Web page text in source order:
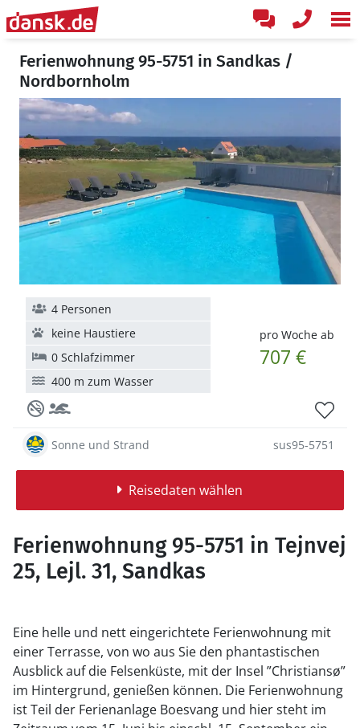
Ferienwohnung 95-5751 in Sandkas /
Nordbornholm
pro Woche ab
707 €
4 Personen
keine Haustiere
0 Schlafzimmer
400 m zum Wasser
Sonne und Strand sus95-5751
Reisedaten wählen
Ferienwohnung 95-5751 in Tejnvej
25, Lejl. 31, Sandkas
Eine helle und nett eingerichtete Ferienwohnung mit
einer Terrasse, von wo aus Sie den phantastischen
Ausblick auf die Felsenküste, mit der Insel ”Christiansø”
im Hintergrund, genießen können. Die Ferienwohnung
ist Teil der Ferienanlage Boesvang und hier steht im